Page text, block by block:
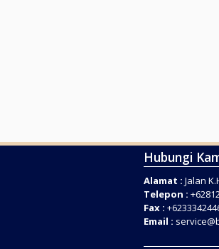
Hubungi
Alamat : Jalan
Telepon :
Fax :
Email :